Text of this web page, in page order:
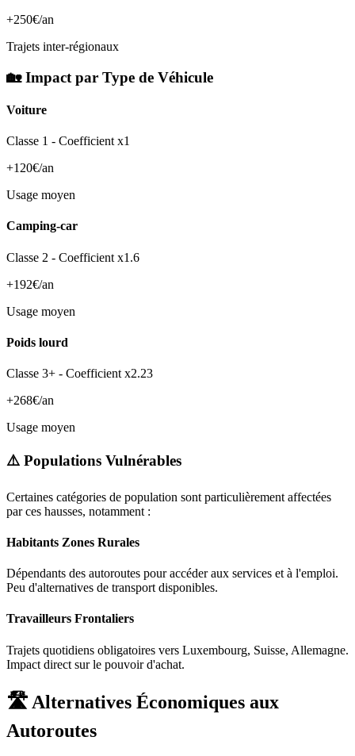
+250€/an
Trajets inter-régionaux
🏡 Impact par Type de Véhicule
Voiture
Classe 1 - Coefficient x1
+120€/an
Usage moyen
Camping-car
Classe 2 - Coefficient x1.6
+192€/an
Usage moyen
Poids lourd
Classe 3+ - Coefficient x2.23
+268€/an
Usage moyen
⚠️ Populations Vulnérables
Certaines catégories de population sont particulièrement affectées
par ces hausses, notamment :
Habitants Zones Rurales
Dépendants des autoroutes pour accéder aux services et à l'emploi.
Peu d'alternatives de transport disponibles.
Travailleurs Frontaliers
Trajets quotidiens obligatoires vers Luxembourg, Suisse, Allemagne.
Impact direct sur le pouvoir d'achat.
🛣️ Alternatives Économiques aux
Autoroutes